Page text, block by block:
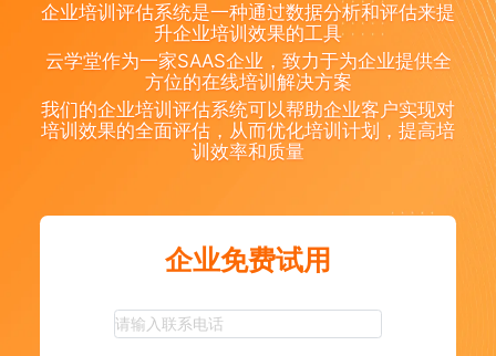
企业培训评估系统是一种通过数据分析和评估来提
升企业培训效果的工具
云学堂作为一家SAAS企业，致力于为企业提供全
方位的在线培训解决方案
我们的企业培训评估系统可以帮助企业客户实现对
培训效果的全面评估，从而优化培训计划，提高培
训效率和质量
企业免费试用